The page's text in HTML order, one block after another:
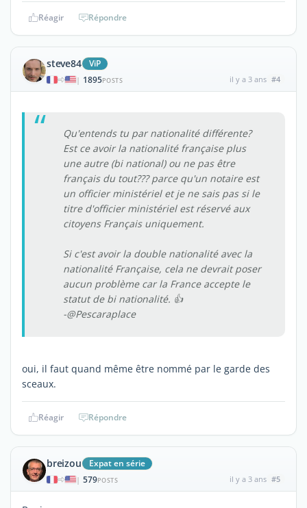
Réagir Répondre
steve84 ViP
| 1895POSTS il y a 3 ans #4
Qu'entends tu par nationalité différente?
Est ce avoir la nationalité française plus
une autre (bi national) ou ne pas être
français du tout??? parce qu'un notaire est
un officier ministériel et je ne sais pas si le
titre d'officier ministériel est réservé aux
citoyens Français uniquement.
Si c'est avoir la double nationalité avec la
nationalité Française, cela ne devrait poser
aucun problème car la France accepte le
statut de bi nationalité. 👍
-@Pescaraplace
oui, il faut quand même être nommé par le garde des
sceaux.
Réagir Répondre
breizou Expat en série
| 579POSTS il y a 3 ans #5